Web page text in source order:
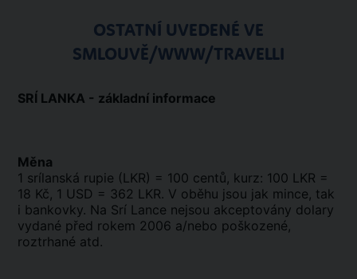
OSTATNÍ UVEDENÉ VE
SMLOUVĚ/WWW/TRAVELLI
SRÍ LANKA - základní informace
Měna
1 srílanská rupie (LKR) = 100 centů, kurz: 100 LKR =
18 Kč, 1 USD = 362 LKR. V oběhu jsou jak mince, tak
i bankovky. Na Srí Lance nejsou akceptovány dolary
vydané před rokem 2006 a/nebo poškozené,
roztrhané atd.